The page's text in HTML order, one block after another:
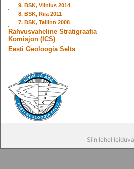
9. BSK, Vilnius 2014
8. BSK, Riia 2011
7. BSK, Tallinn 2008
Rahvusvaheline Stratigraafia
Komisjon (ICS)
Eesti Geoloogia Selts
Siin lehel